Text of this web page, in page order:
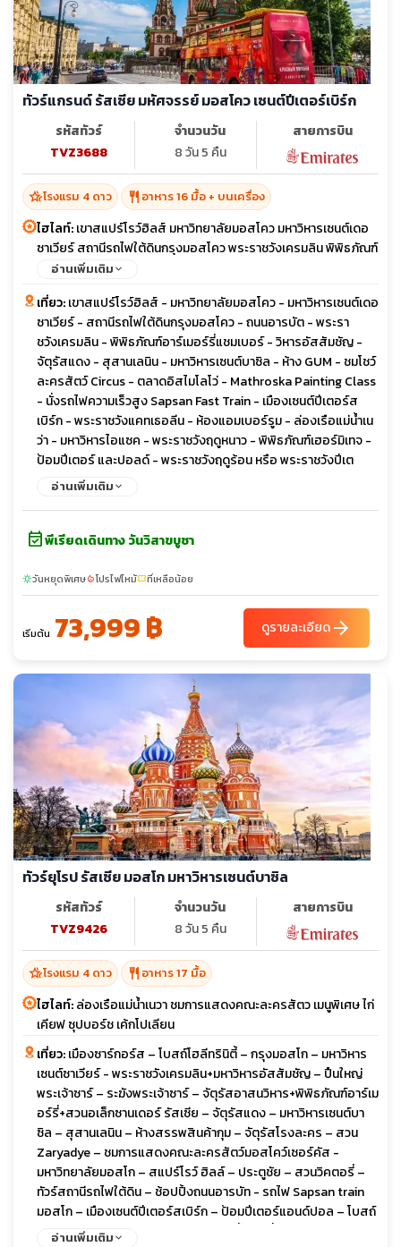
ทัวร์แกรนด์ รัสเซีย มหัศจรรย์ มอสโคว เซนต์ปีเตอร์เบิร์ก
รหัสทัวร์
TVZ3688
จำนวนวัน
8 วัน 5 คืน
สายการบิน
hotel_classโรงแรม 4 ดาว restaurant อาหาร 16 มื้อ + บนเครื่อง
ไฮไลท์:เขาสแปร์โรว์ฮิลส์ มหาวิทยาลัยมอสโคว มหาวิหารเซนต์เดอ
ซาเวียร์ สถานีรถไฟใต้ดินกรุงมอสโคว พระราชวังเครมลิน พิพิธภัณฑ์
อาร์เมอร์รี่แชมเบอร์ สุสานเลนิน จัตุรัสแดง ชมโชว์ละครสัตว์ Circus
เรือแม่น้ำเนว่า มหาวิหารไอแซค ช้อปปิ้ง Leto Mall ถนนอารบัต
อ่านเพิ่มเติม
เที่ยว:เขาสแปร์โรว์ฮิลส์ - มหาวิทยาลัยมอสโคว - มหาวิหารเซนต์เดอ
ซาเวียร์ - สถานีรถไฟใต้ดินกรุงมอสโคว - ถนนอารบัต - พระรา
ชวังเครมลิน - พิพิธภัณฑ์อาร์เมอร์รี่แชมเบอร์ - วิหารอัสสัมชัญ -
จัตุรัสแดง - สุสานเลนิน - มหาวิหารเซนต์บาซิล - ห้าง GUM - ชมโชว์
ละครสัตว์ Circus - ตลาดอิสไมโลโว่ - Mathroska Painting Class
- นั่งรถไฟความเร็วสูง Sapsan Fast Train - เมืองเซนต์ปีเตอร์ส
เบิร์ก - พระราชวังแคทเธอลีน - ห้องแอมเบอร์รูม - ล่องเรือแม่น้ำเน
ว่า - มหาวิหารไอแซค - พระราชวังฤดูหนาว - พิพิธภัณฑ์เฮอร์มิเทจ -
ป้อมปีเตอร์ และปอลด์ - พระราชวังฤดูร้อน หรือ พระราชวังปีเต
อร์ฮอฟ - โบสถ์หยดเลือด - ช้อปปิ้ง Leto Mall
อ่านเพิ่มเติม
event_availableพีเรียดเดินทาง วันวิสาขบูชา
sunnyวันหยุดพิเศษlocal_fire_departmentโปรไฟไหม้confirmation_numberที่เหลือน้อย
เริ่มต้น 73,999 ฿ ดูรายละเอียดarrow_forward
ทัวร์ยุโรป รัสเซีย มอสโก มหาวิหารเซนต์บาซิล
รหัสทัวร์
TVZ9426
จำนวนวัน
8 วัน 5 คืน
สายการบิน
hotel_classโรงแรม 4 ดาว restaurant อาหาร 17 มื้อ
ไฮไลท์:ล่องเรือแม่น้ำเนวา ชมการแสดงคณะละครสัตว เมนูพิเศษ ไก่
เคียฟ ซุปบอร์ช เค้กโปเลียน
เที่ยว:เมืองซาร์กอร์ส – โบสถ์โฮลีทรินิตี้ – กรุงมอสโก – มหาวิหาร
เซนต์ซาเวียร์ - พระราชวังเครมลิน+มหาวิหารอัสสัมชัญ – ปืนใหญ่
พระเจ้าซาร์ – ระฆังพระเจ้าซาร์ – จัตุรัสอาสนวิหาร+พิพิธภัณฑ์อาร์เม
อร์รี่+สวนอเล็กซานเดอร์ รัสเซีย – จัตุรัสแดง – มหาวิหารเซนต์บา
ซิล – สุสานเลนิน – ห้างสรรพสินค้ากุม – จัตุรัสโรงละคร – สวน
Zaryadye – ชมการแสดงคณะละครสัตว์มอสโคว์เซอร์คัส -
มหาวิทยาลัยมอสโก – สแปร์โรว์ ฮิลล์ – ประตูชัย – สวนวิคตอรี่ –
ทัวร์สถานีรถไฟใต้ดิน – ช้อปปิ้งถนนอารบัท - รถไฟ Sapsan train
มอสโก – เมืองเซนต์ปีเตอร์สเบิร์ก – ป้อมปีเตอร์แอนด์ปอล – โบสถ์
หยดเลือด – มหาวิหารเซนต์ไอแซค – รูปปั้นคนขี่ม้า – พระราชวังนิ
อ่านเพิ่มเติม